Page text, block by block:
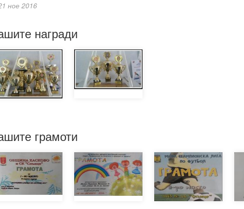
ное 2016
награди
грамоти